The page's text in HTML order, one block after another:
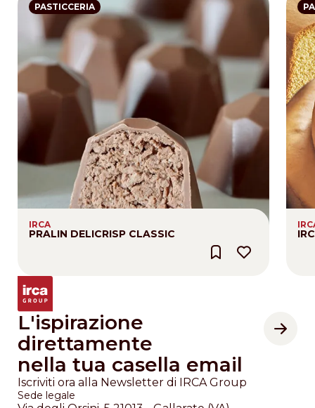
PASTICCERIA
IRCA
PRALIN DELICRISP CLASSIC
L'ispirazione
direttamente
nella tua casella email
Iscriviti ora alla Newsletter di IRCA Group
Sede legale